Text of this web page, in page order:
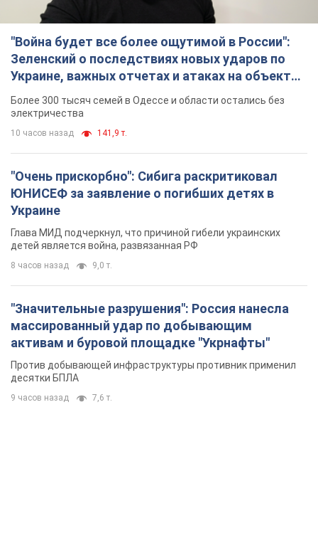
"Война будет все более ощутимой в России":
Зеленский о последствиях новых ударов по
Украине, важных отчетах и атаках на объекты
противника. Видео
Более 300 тысяч семей в Одессе и области остались без
электричества
10 часов назад 141,9 т.
"Очень прискорбно": Сибига раскритиковал
ЮНИСЕФ за заявление о погибших детях в
Украине
Глава МИД подчеркнул, что причиной гибели украинских
детей является война, развязанная РФ
8 часов назад 9,0 т.
"Значительные разрушения": Россия нанесла
массированный удар по добывающим
активам и буровой площадке "Укрнафты"
Против добывающей инфраструктуры противник применил
десятки БПЛА
9 часов назад 7,6 т.